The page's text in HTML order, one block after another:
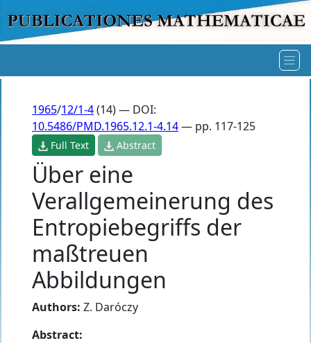
1965/12/1-4(14) — DOI:
10.5486/PMD.1965.12.1-4.14— pp. 117-125
Full Text Abstract
Über eine
Verallgemeinerung des
Entropiebegriffs der
maßtreuen
Abbildungen
Authors: Z. Daróczy
Abstract: